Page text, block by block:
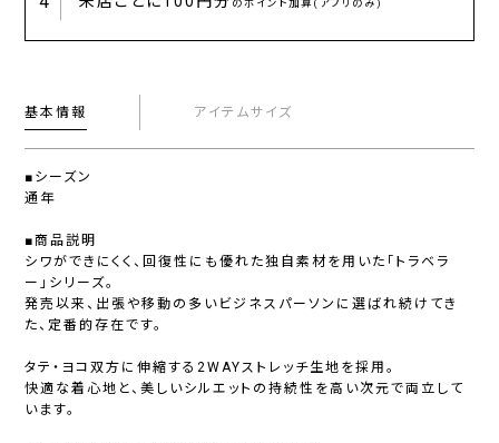
のポイント加算(アプリのみ)
基本情報 アイテムサイズ
■シーズン
通年
■商品説明
シワができにくく、回復性にも優れた独自素材を用いた「トラベラ
ー」シリーズ。
発売以来、出張や移動の多いビジネスパーソンに選ばれ続けてき
た、定番的存在です。
タテ・ヨコ双方に伸縮する2WAYストレッチ生地を採用。
快適な着心地と、美しいシルエットの持続性を高い次元で両立して
います。